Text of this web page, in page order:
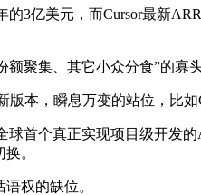
3亿美元，而Cursor最新
聚集、其它小众分食”的寡
本，瞬息万变的站位，比如
首个真正实现项目级开发
。
权的缺位。